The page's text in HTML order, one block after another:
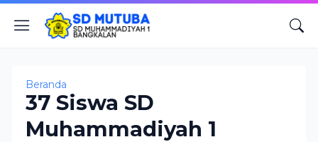
Beranda
37 Siswa SD
Muhammadiyah 1